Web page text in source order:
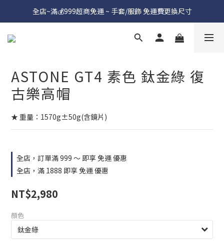
全店~滿💰999超商免運 ~ 手套/服飾 免運費更換尺寸
ASTONE GT4 素色 鈦金綠 復
古樂高帽
★ 重量：1570g±50g(含鏡片)
全店，訂單滿 999 ～ 即享 免運 優惠
全店，滿 1888 即享 免運 優惠
NT$2,980
顏色